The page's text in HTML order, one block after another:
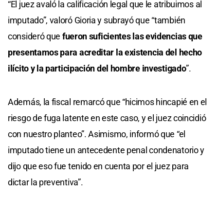
“El juez avaló la calificación legal que le atribuimos al
imputado”, valoró Gioria y subrayó que “también
consideró que fueron suficientes las evidencias que
presentamos para acreditar la existencia del hecho
ilícito y la participación del hombre investigado”.
Además, la fiscal remarcó que “hicimos hincapié en el
riesgo de fuga latente en este caso, y el juez coincidió
con nuestro planteo”. Asimismo, informó que “el
imputado tiene un antecedente penal condenatorio y
dijo que eso fue tenido en cuenta por el juez para
dictar la preventiva”.